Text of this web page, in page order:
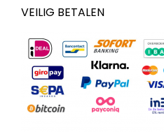
VEILIG BETALEN